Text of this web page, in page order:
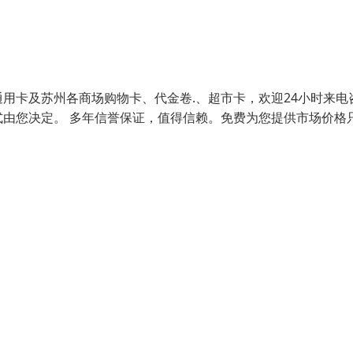
卡及苏州各商场购物卡、代金卷.、超市卡，欢迎24小时来电
您决定。 多年信誉保证，值得信赖。免费为您提供市场价格